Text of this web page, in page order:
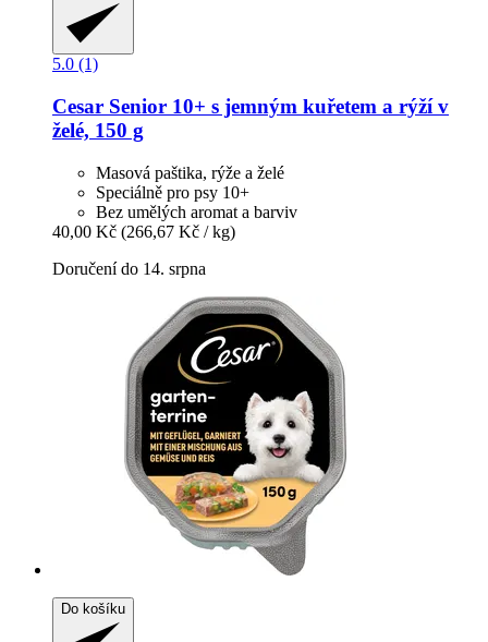
5.0 (1)
Cesar Senior 10+ s jemným kuřetem a rýží v
želé, 150 g
Masová paštika, rýže a želé
Speciálně pro psy 10+
Bez umělých aromat a barviv
40,00 Kč (266,67 Kč / kg)
Doručení do 14. srpna
Do košíku